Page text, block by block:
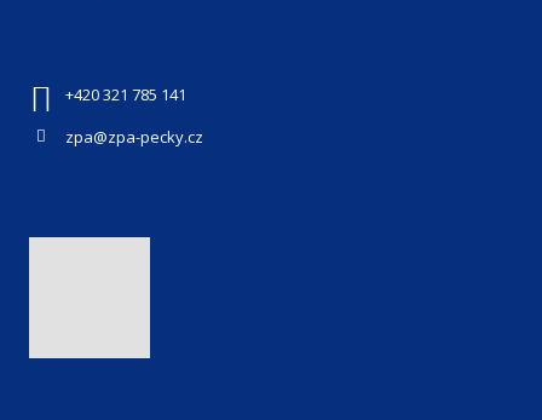
+420 321 785 141
zpa@zpa-pecky.cz